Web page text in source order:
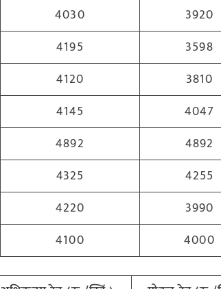
4030
3920
4195
3598
4120
3810
4145
4047
4892
4892
4325
4255
4220
3990
4100 4000